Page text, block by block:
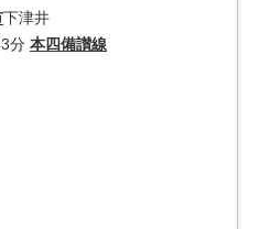
下津井
分 本四備讃線